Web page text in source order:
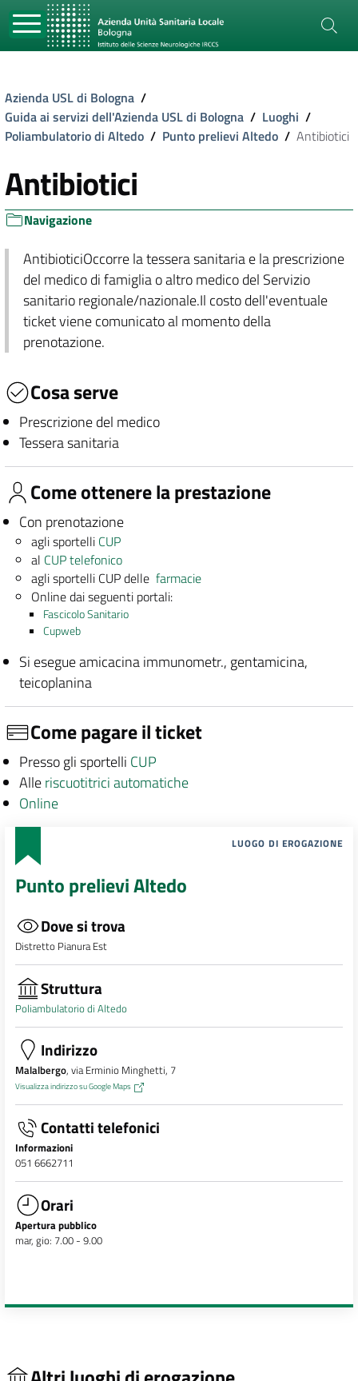
Azienda USL di Bologna /
Guida ai servizi dell'Azienda USL di Bologna / Luoghi /
Poliambulatorio di Altedo / Punto prelievi Altedo / Antibiotici
Antibiotici
Navigazione
AntibioticiOccorre la tessera sanitaria e la prescrizione
del medico di famiglia o altro medico del Servizio
sanitario regionale/nazionale.Il costo dell'eventuale
ticket viene comunicato al momento della
prenotazione.
Cosa serve
Prescrizione del medico
Tessera sanitaria
Come ottenere la prestazione
Con prenotazione
agli sportelli CUP
al CUP telefonico
agli sportelli CUP dellefarmacie
Online dai seguenti portali:
Fascicolo Sanitario
Cupweb
Si esegue amicacina immunometr., gentamicina,
teicoplanina
Come pagare il ticket
Presso gli sportelli CUP
Alleriscuotitrici automatiche
Online
LUOGO DI EROGAZIONE
Punto prelievi Altedo
Dove si trova
Distretto Pianura Est
Struttura
Poliambulatorio di Altedo
Indirizzo
Malalbergo, via Erminio Minghetti, 7
Visualizza indirizzo su Google Maps
Contatti telefonici
Informazioni
051 6662711
Orari
Apertura pubblico
mar, gio: 7.00 - 9.00